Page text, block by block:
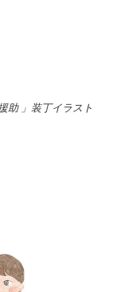
助 」装丁イラスト